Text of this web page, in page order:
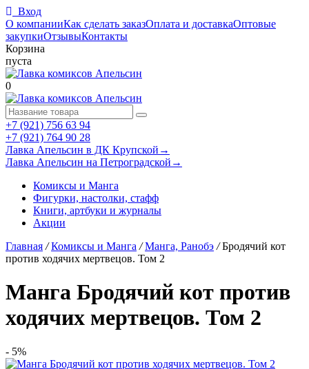
Вход
О компанииКак сделать заказОплата и доставкаОптовые
закупкиОтзывыКонтакты
Корзина
пуста
0
+7 (921) 756 63 94
+7 (921) 764 90 28
Лавка Апельсин в ДК Крупской →
Лавка Апельсин на Петроградской →
Комиксы и Манга
Фигурки, настолки, стафф
Книги, артбуки и журналы
Акции
Главная / Комиксы и Манга / Манга, Ранобэ / Бродячий кот
против ходячих мертвецов. Том 2
Манга Бродячий кот против
ходячих мертвецов. Том 2
- 5%